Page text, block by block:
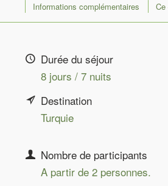
Informations complémentaires Ce
Durée du séjour
8 jours / 7 nuits
Destination
Turquie
Nombre de participants
A partir de 2 personnes.